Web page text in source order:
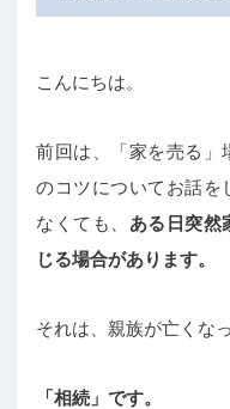
こんにちは。
前回は、「家を売る」
のコツについてお話を
なくても、 ある日突然
じる場合があります。
それは、親族が亡くな
「相続」です。